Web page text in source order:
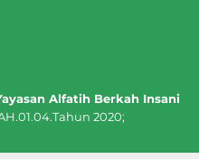
Alfatih Berkah Insani
2020;